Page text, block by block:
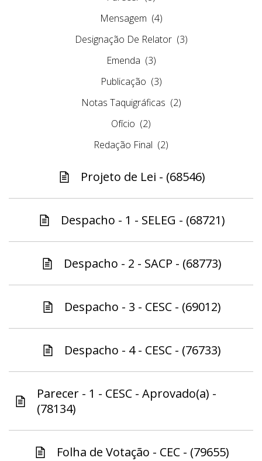
Mensagem (4)
Designação De Relator (3)
Emenda (3)
Publicação (3)
Notas Taquigráficas (2)
Ofício (2)
Redação Final (2)
Projeto de Lei - (68546)
Despacho - 1 - SELEG - (68721)
Despacho - 2 - SACP - (68773)
Despacho - 3 - CESC - (69012)
Despacho - 4 - CESC - (76733)
Parecer - 1 - CESC - Aprovado(a) -
(78134)
Folha de Votação - CEC - (79655)